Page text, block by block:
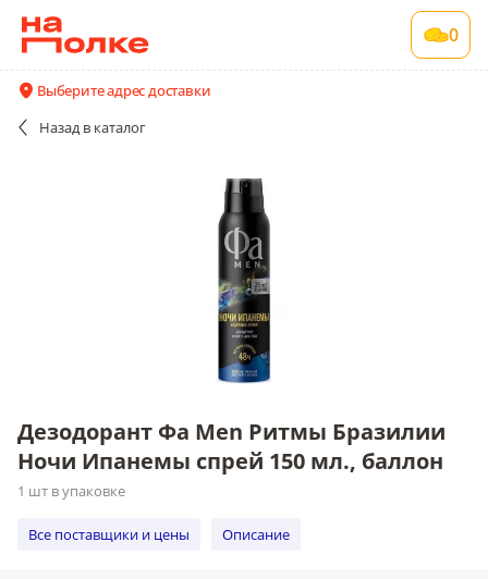
0
Выберите адрес доставки
Назад в каталог
Дезодорант Фа Men Ритмы Бразилии Ночи
Ипанемы спрей 150 мл., баллон
Дезодорант Фа Men Ритмы Бразилии
Ночи Ипанемы спрей 150 мл., баллон
1 шт в упаковке
Все поставщики и цены Описание